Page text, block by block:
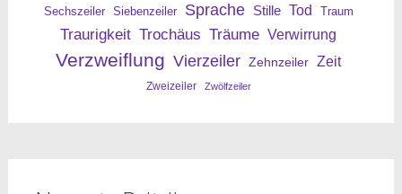
Sechszeiler Siebenzeiler Sprache Stille Tod Traum
Traurigkeit Trochäus Träume Verwirrung
Verzweiflung Vierzeiler Zehnzeiler Zeit
Zweizeiler Zwölfzeiler